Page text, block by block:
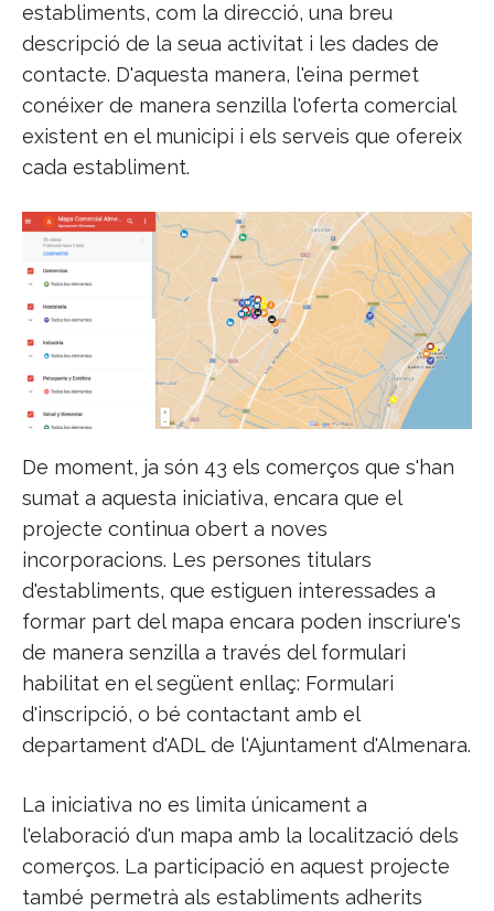
establiments, com la direcció, una breu
descripció de la seua activitat i les dades de
contacte. D'aquesta manera, l'eina permet
conéixer de manera senzilla l'oferta comercial
existent en el municipi i els serveis que ofereix
cada establiment.
De moment, ja són 43 els comerços que s'han
sumat a aquesta iniciativa, encara que el
projecte continua obert a noves
incorporacions. Les persones titulars
d'establiments, que estiguen interessades a
formar part del mapa encara poden inscriure's
de manera senzilla a través del formulari
habilitat en el següent enllaç: Formulari
d'inscripció, o bé contactant amb el
departament d'ADL de l'Ajuntament d'Almenara.
La iniciativa no es limita únicament a
l'elaboració d'un mapa amb la localització dels
comerços. La participació en aquest projecte
també permetrà als establiments adherits